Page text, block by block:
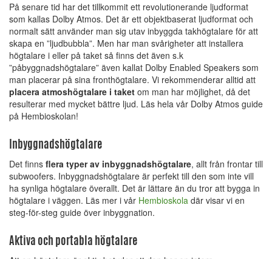
På senare tid har det tillkommit ett revolutionerande ljudformat
som kallas Dolby Atmos. Det är ett objektbaserat ljudformat och
normalt sätt använder man sig utav inbyggda takhögtalare för att
skapa en ”ljudbubbla”. Men har man svårigheter att installera
högtalare i eller på taket så finns det även s.k
”påbyggnadshögtalare” även kallat Dolby Enabled Speakers som
man placerar på sina fronthögtalare. Vi rekommenderar alltid att
placera atmoshögtalare i taket om man har möjlighet, då det
resulterar med mycket bättre ljud. Läs hela vår Dolby Atmos guide
på Hembioskolan!
Inbyggnadshögtalare
Det finns flera typer av inbyggnadshögtalare, allt från frontar till
subwoofers. Inbyggnadshögtalare är perfekt till den som inte vill
ha synliga högtalare överallt. Det är lättare än du tror att bygga in
högtalare i väggen. Läs mer i vår Hembioskola där visar vi en
steg-för-steg guide över inbyggnation.
Aktiva och portabla högtalare